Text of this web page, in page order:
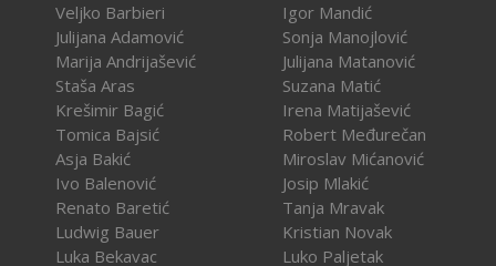
Veljko Barbieri
Julijana Adamović
Marija Andrijašević
Staša Aras
Krešimir Bagić
Tomica Bajsić
Asja Bakić
Ivo Balenović
Renato Baretić
Ludwig Bauer
Luka Bekavac
Igor Mandić
Sonja Manojlović
Julijana Matanović
Suzana Matić
Irena Matijašević
Robert Međurečan
Miroslav Mićanović
Josip Mlakić
Tanja Mravak
Kristian Novak
Luko Paljetak